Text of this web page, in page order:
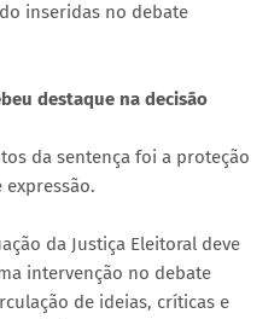
inseridas no debate
destaque na decisão
da sentença foi a proteção
da Justiça Eleitoral deve
intervenção no debate
de ideias, críticas e